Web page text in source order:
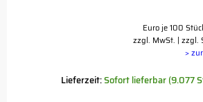
Euro je 100
zzgl. MwSt. | zzgl.
>
Lieferzeit:Sofort lieferbar (9.077